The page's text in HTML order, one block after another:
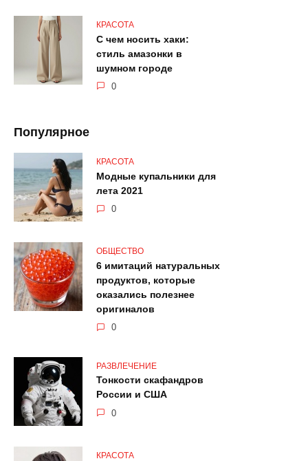
КРАСОТА
С чем носить хаки:
стиль амазонки в
шумном городе
0
Популярное
КРАСОТА
Модные купальники для
лета 2021
0
ОБЩЕСТВО
6 имитаций натуральных
продуктов, которые
оказались полезнее
оригиналов
0
РАЗВЛЕЧЕНИЕ
Тонкости скафандров
России и США
0
КРАСОТА